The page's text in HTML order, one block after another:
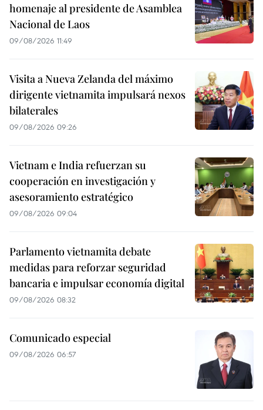
homenaje al presidente de Asamblea
Nacional de Laos
09/08/2026 11:49
Visita a Nueva Zelanda del máximo
dirigente vietnamita impulsará nexos
bilaterales
09/08/2026 09:26
Vietnam e India refuerzan su
cooperación en investigación y
asesoramiento estratégico
09/08/2026 09:04
Parlamento vietnamita debate
medidas para reforzar seguridad
bancaria e impulsar economía digital
09/08/2026 08:32
Comunicado especial
09/08/2026 06:57